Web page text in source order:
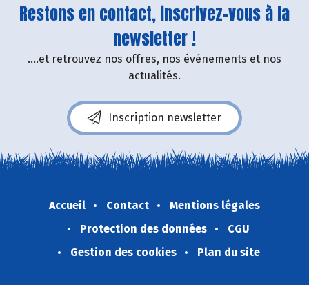
Restons en contact, inscrivez-vous à la
newsletter !
....et retrouvez nos offres, nos événements et nos
actualités.
Inscription newsletter
Accueil Contact
Mentions légales
Protection des données
CGU
Gestion des cookies
Plan du site